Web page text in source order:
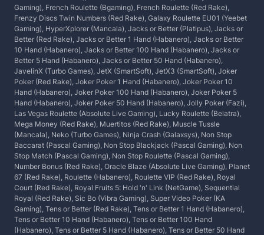
Gaming), French Roulette (Bgaming), French Roulette (Red Rake),
Frenzy Discs Twin Numbers (Red Rake), Galaxy Roulette EU01 (Yeebet
Gaming), HyperXplorer (Mancala), Jacks or Better (Platipus), Jacks or
Better (Red Rake), Jacks or Better 1 Hand (Habanero), Jacks or Better
10 Hand (Habanero), Jacks or Better 100 Hand (Habanero), Jacks or
Better 5 Hand (Habanero), Jacks or Better 50 Hand (Habanero),
JavelinX (Turbo Games), JetX (SmartSoft), JetX3 (SmartSoft), Joker
Poker (Red Rake), Joker Poker 1 Hand (Habanero), Joker Poker 10
Hand (Habanero), Joker Poker 100 Hand (Habanero), Joker Poker 5
Hand (Habanero), Joker Poker 50 Hand (Habanero), Jolly Poker (Fazi),
Las Vegas Roulette (Absolute Live Gaming), Lucky Roulette (Belatra),
Mega Money (Red Rake), Muertitos (Red Rake), Muscle Tussle
(Mancala), Neko (Turbo Games), Ninja Crash (Galaxsys), Non Stop
Baccarat (Pascal Gaming), Non Stop Blackjack (Pascal Gaming), Non
Stop Match (Pascal Gaming), Non Stop Roulette (Pascal Gaming),
Number Bonus (Red Rake), Oracle Blaze (Absolute Live Gaming), Planet
67 (Red Rake), Roulette (Habanero), Roulette VIP (Red Rake), Royal
Court (Red Rake), Royal Fruits 5: Hold 'n' Link (NetGame), Sequential
Royal (Red Rake), Sic Bo (Vibra Gaming), Super Video Poker (KA
Gaming), Tens or Better (Red Rake), Tens or Better 1 Hand (Habanero),
Tens or Better 10 Hand (Habanero), Tens or Better 100 Hand
(Habanero), Tens or Better 5 Hand (Habanero), Tens or Better 50 Hand